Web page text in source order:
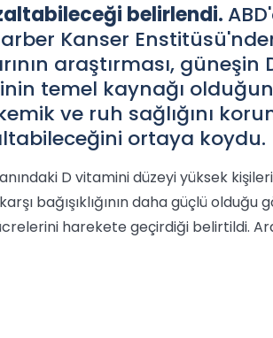
belirlendi.
Kanser
araştırması, güneşin
temel kaynağı
ve ruh sağlığını
ortaya koydu.
D vitamini düzeyi yüksek
bağışıklığının daha güçlü olduğu
harekete geçirdiği belirtildi.